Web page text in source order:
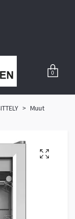
0
Muut